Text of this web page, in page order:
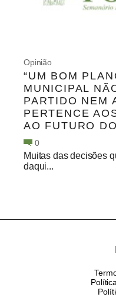
Opinião
“UM BOM
MUNICIPAL
PARTIDO NEM
PERTENCE
AO FUTURO
0
Muitas das decisões
daqui...